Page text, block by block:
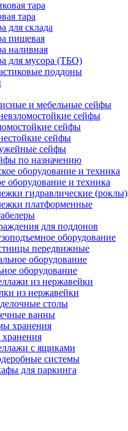
тара
для склада
пищевая
наливная
для мусора (ТБО)
поддоны
и мебельные сейфы
сейфы
сейфы
сейфы
сейфы
по назначению
оборудование и техника
гидравлические (роклы)
платформенные
для поддонов
оборудование
передвижные
оборудование
из нержавейки
из нержавейки
столы
ванны
с ящиками
системы
для паркинга